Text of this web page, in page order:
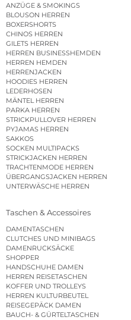
ANZÜGE & SMOKINGS
BLOUSON HERREN
BOXERSHORTS
CHINOS HERREN
GILETS HERREN
HERREN BUSINESSHEMDEN
HERREN HEMDEN
HERRENJACKEN
HOODIES HERREN
LEDERHOSEN
MÄNTEL HERREN
PARKA HERREN
STRICKPULLOVER HERREN
PYJAMAS HERREN
SAKKOS
SOCKEN MULTIPACKS
STRICKJACKEN HERREN
TRACHTENMODE HERREN
ÜBERGANGSJACKEN HERREN
UNTERWÄSCHE HERREN
Taschen & Accessoires
DAMENTASCHEN
CLUTCHES UND MINIBAGS
DAMENRUCKSÄCKE
SHOPPER
HANDSCHUHE DAMEN
HERREN REISETASCHEN
KOFFER UND TROLLEYS
HERREN KULTURBEUTEL
REISEGEPÄCK DAMEN
BAUCH- & GÜRTELTASCHEN